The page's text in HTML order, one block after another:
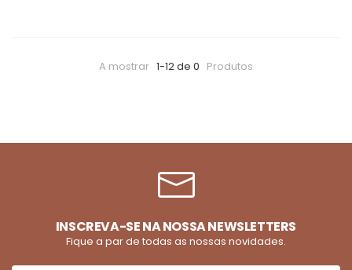
A mostrar 1-12 de 0 Produtos
INSCREVA-SE NA NOSSA NEWSLETTERS
Fique a par de todas as nossas novidades.